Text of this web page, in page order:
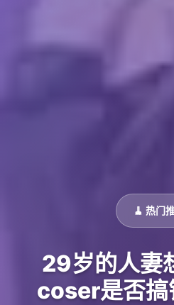
🧹 热门
29岁的人妻
coser是否搞